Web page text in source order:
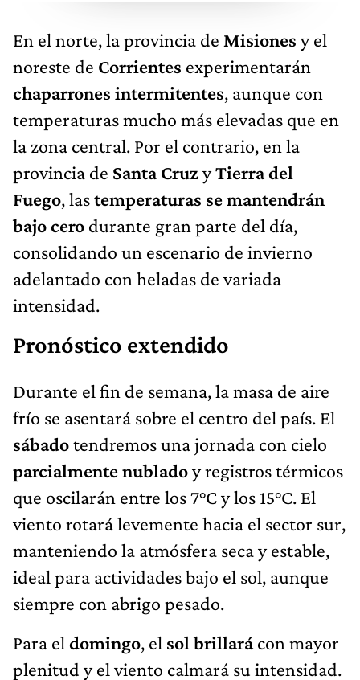
En el norte, la provincia de Misiones y el
noreste de Corrientes experimentarán
chaparrones intermitentes, aunque con
temperaturas mucho más elevadas que en
la zona central. Por el contrario, en la
provincia de Santa CruzyTierra del
Fuego, lastemperaturas se mantendrán
bajo cero durante gran parte del día,
consolidando un escenario de invierno
adelantado con heladas de variada
intensidad.
Pronóstico extendido
Durante el fin de semana, la masa de aire
frío se asentará sobre el centro del país. El
sábadotendremos una jornada con cielo
parcialmente nubladoy registros térmicos
que oscilarán entre los 7°C y los 15°C. El
viento rotará levemente hacia el sector sur,
manteniendo la atmósfera seca y estable,
ideal para actividades bajo el sol, aunque
siempre con abrigo pesado.
Para el domingo, el sol brillarácon mayor
plenitud y el viento calmará su intensidad.